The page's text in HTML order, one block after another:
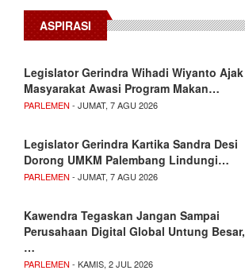
ASPIRASI
Legislator Gerindra Wihadi Wiyanto Ajak
Masyarakat Awasi Program Makan…
PARLEMEN - JUMAT, 7 AGU 2026
Legislator Gerindra Kartika Sandra Desi
Dorong UMKM Palembang Lindungi…
PARLEMEN - JUMAT, 7 AGU 2026
Kawendra Tegaskan Jangan Sampai
Perusahaan Digital Global Untung Besar,
…
PARLEMEN - KAMIS, 2 JUL 2026